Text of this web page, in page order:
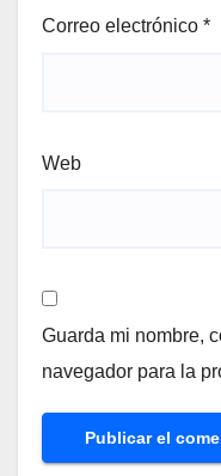
Correo electrónico *
Web
Guarda mi nombre,
navegador para la